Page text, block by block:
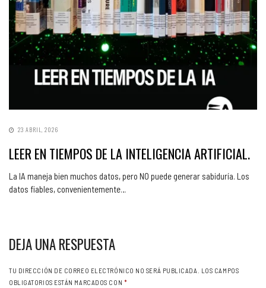
23 ABRIL, 2026
LEER EN TIEMPOS DE LA INTELIGENCIA ARTIFICIAL.
La IA maneja bien muchos datos, pero NO puede generar sabiduría. Los
datos fiables, convenientemente…
DEJA UNA RESPUESTA
TU DIRECCIÓN DE CORREO ELECTRÓNICO NO SERÁ PUBLICADA.
LOS CAMPOS
OBLIGATORIOS ESTÁN MARCADOS CON *